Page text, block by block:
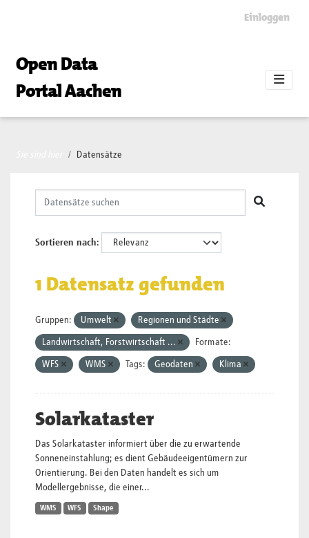
Einloggen
Open Data
Portal Aachen
Datensätze
Sortieren nach
1 Datensatz gefunden
Gruppen: Umwelt Regionen und Städte
Landwirtschaft, Forstwirtschaft ... Formate:
WFS WMS Tags: Geodaten Klima
Solarkataster
Das Solarkataster informiert über die zu erwartende
Sonneneinstahlung; es dient Gebäudeeigentümern zur
Orientierung. Bei den Daten handelt es sich um
Modellergebnisse, die einer...
WMS WFS Shape